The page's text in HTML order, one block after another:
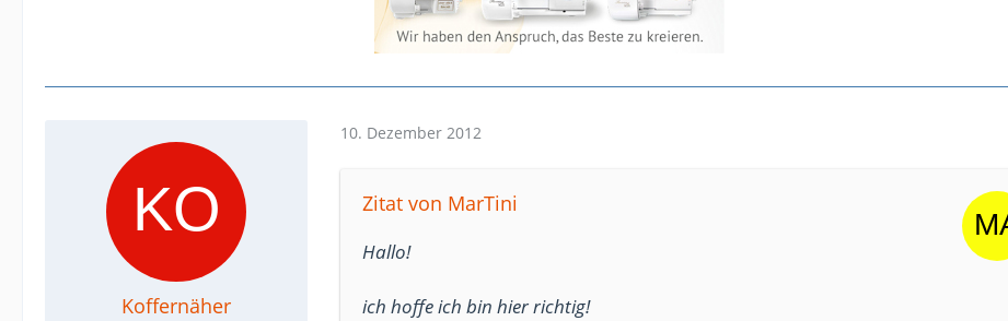
Koffernäher
10. Dezember 2012
Zitat von MarTini
Hallo!
ich hoffe ich bin hier richtig!